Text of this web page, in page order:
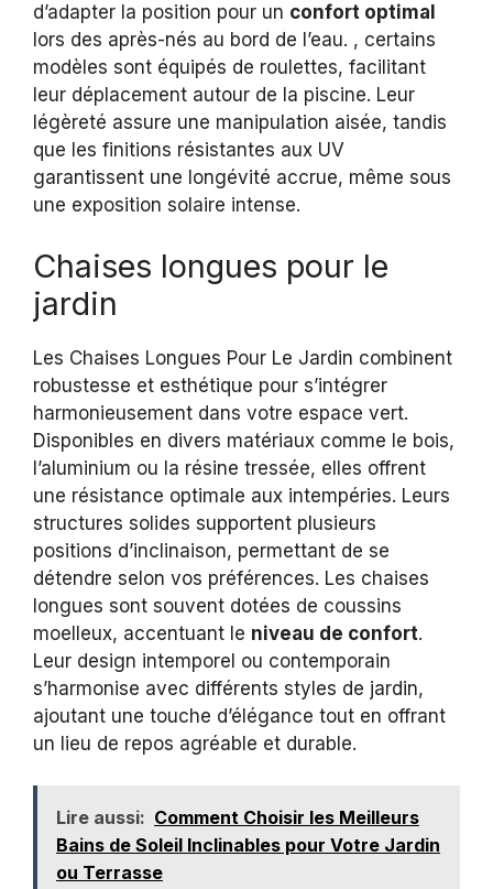
d’adapter la position pour un confort optimal
lors des après-nés au bord de l’eau. , certains
modèles sont équipés de roulettes, facilitant
leur déplacement autour de la piscine. Leur
légèreté assure une manipulation aisée, tandis
que les finitions résistantes aux UV
garantissent une longévité accrue, même sous
une exposition solaire intense.
Chaises longues pour le
jardin
Les Chaises Longues Pour Le Jardin combinent
robustesse et esthétique pour s’intégrer
harmonieusement dans votre espace vert.
Disponibles en divers matériaux comme le bois,
l’aluminium ou la résine tressée, elles offrent
une résistance optimale aux intempéries. Leurs
structures solides supportent plusieurs
positions d’inclinaison, permettant de se
détendre selon vos préférences. Les chaises
longues sont souvent dotées de coussins
moelleux, accentuant le niveau de confort.
Leur design intemporel ou contemporain
s’harmonise avec différents styles de jardin,
ajoutant une touche d’élégance tout en offrant
un lieu de repos agréable et durable.
Lire aussi: Comment Choisir les Meilleurs
Bains de Soleil Inclinables pour Votre Jardin
ou Terrasse